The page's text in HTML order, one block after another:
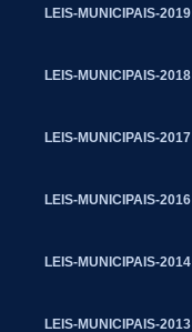
LEIS-MUNICIPAIS-2019
LEIS-MUNICIPAIS-2018
LEIS-MUNICIPAIS-2017
LEIS-MUNICIPAIS-2016
LEIS-MUNICIPAIS-2014
LEIS-MUNICIPAIS-2013